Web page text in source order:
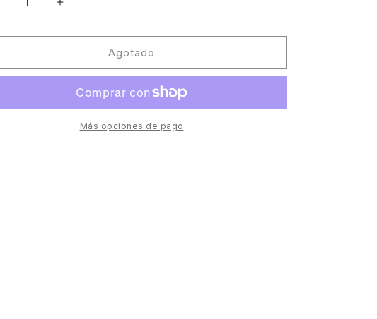
Aumentar
cantidad
para
Lenix
Out
Of
Rail
Agotado
Más opciones de pago